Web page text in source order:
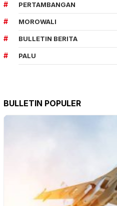
PERTAMBANGAN
MOROWALI
BULLETIN BERITA
PALU
BULLETIN POPULER